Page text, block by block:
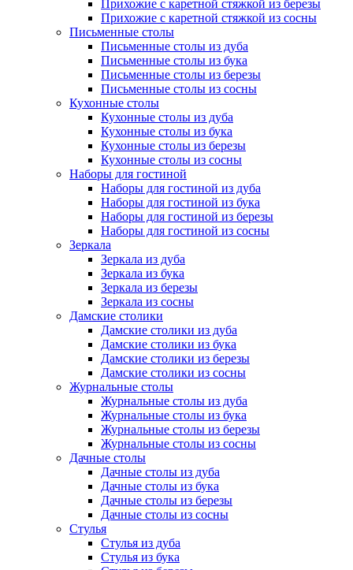
Прихожие с каретной стяжкой из березы
Прихожие с каретной стяжкой из сосны
Письменные столы
Письменные столы из дуба
Письменные столы из бука
Письменные столы из березы
Письменные столы из сосны
Кухонные столы
Кухонные столы из дуба
Кухонные столы из бука
Кухонные столы из березы
Кухонные столы из сосны
Наборы для гостиной
Наборы для гостиной из дуба
Наборы для гостиной из бука
Наборы для гостиной из березы
Наборы для гостиной из сосны
Зеркала
Зеркала из дуба
Зеркала из бука
Зеркала из березы
Зеркала из сосны
Дамские столики
Дамские столики из дуба
Дамские столики из бука
Дамские столики из березы
Дамские столики из сосны
Журнальные столы
Журнальные столы из дуба
Журнальные столы из бука
Журнальные столы из березы
Журнальные столы из сосны
Дачные столы
Дачные столы из дуба
Дачные столы из бука
Дачные столы из березы
Дачные столы из сосны
Стулья
Стулья из дуба
Стулья из бука